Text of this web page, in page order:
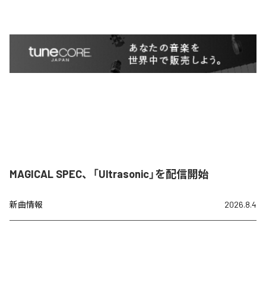
MAGICAL SPEC、「Ultrasonic」を配信開始
新曲情報 2026.8.4